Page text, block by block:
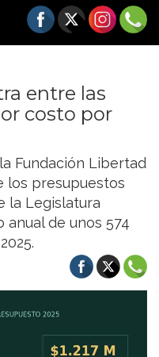
entre las
costo por
Fundación Libertad
los presupuestos
la Legislatura
de unos 574